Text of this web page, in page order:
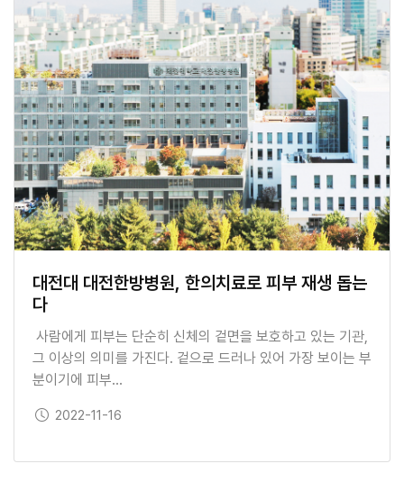
대전대 대전한방병원, 한의치료로 피부 재생 돕는
다
사람에게 피부는 단순히 신체의 겉면을 보호하고 있는 기관,
그 이상의 의미를 가진다. 겉으로 드러나 있어 가장 보이는 부
분이기에 피부…
보도일2022-11-16